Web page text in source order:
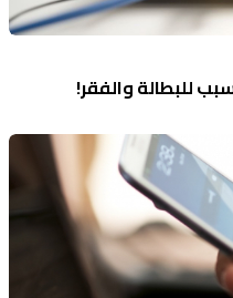
للبطالة والفقر!